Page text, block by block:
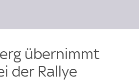
übernimmt
der Rallye